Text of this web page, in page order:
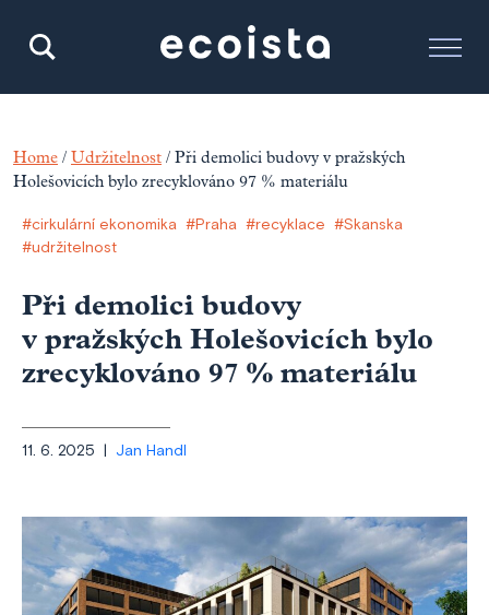
Home / Udržitelnost / Při demolici budovy v pražských
Holešovicích bylo zrecyklováno 97 % materiálu
#cirkulární ekonomika #Praha #recyklace
#Skanska
#udržitelnost
Při demolici budovy
v pražských Holešovicích bylo
zrecyklováno 97 % materiálu
11. 6. 2025 | Jan Handl